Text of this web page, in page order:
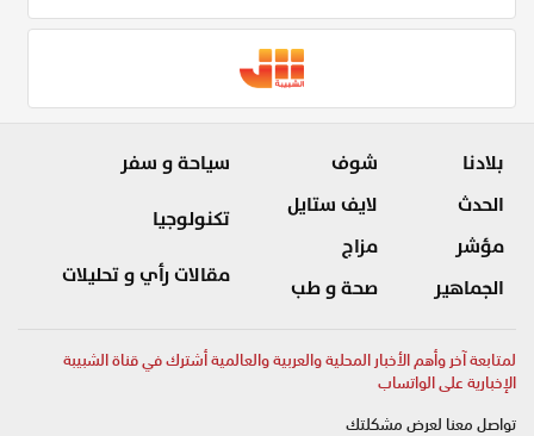
بلادنا
الحدث
مؤشر
الجماهير
شوف
لايف ستايل
مزاج
صحة و طب
سياحة و سفر
تكنولوجيا
مقالات رأي و تحليلات
لمتابعة آخر وأهم الأخبار المحلية والعربية والعالمية أشترك في قناة الشبيبة
الإخبارية على الواتساب
تواصل معنا لعرض مشكلتك